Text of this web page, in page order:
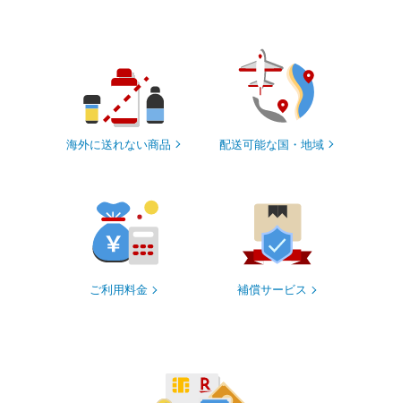
海外に送れない商品 配送可能な国・地域
ご利用料金 補償サービス